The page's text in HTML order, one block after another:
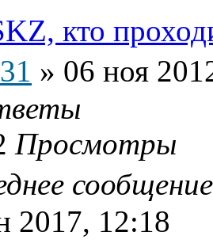
кто
» 06 ноя
Просмотры
2017, 12:18